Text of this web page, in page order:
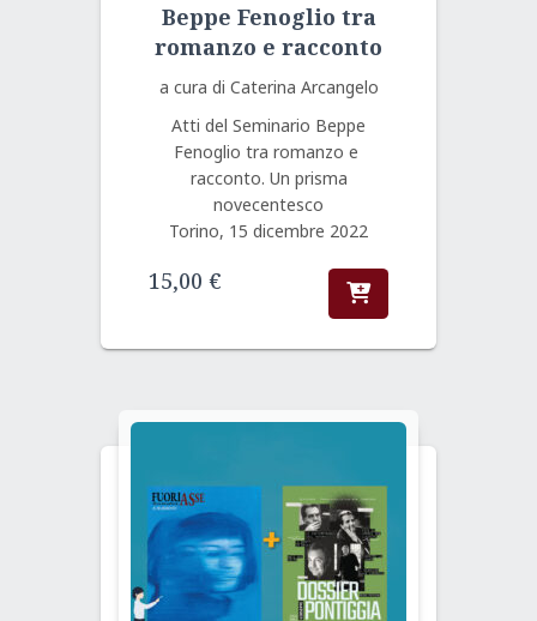
Beppe Fenoglio tra
romanzo e racconto
a cura di Caterina Arcangelo
Atti del Seminario Beppe
Fenoglio tra romanzo e
racconto. Un prisma
novecentesco
Torino, 15 dicembre 2022
15,00 €